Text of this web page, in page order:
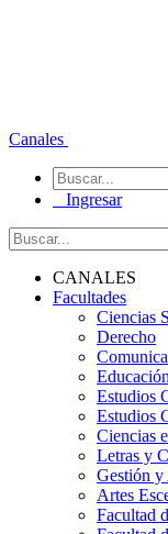
Canales
Ingresar
CANALES
Facultades
Ciencias
Derecho
Educación
Estudios
Estudios
Ciencias
Letras y
Gestión
Artes
Facultad